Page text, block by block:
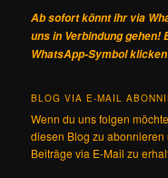
Ab sofort könnt ihr via
uns in Verbindung gehen!
WhatsApp-Symbol klicken
BLOG VIA E-MAIL
Wenn du uns folgen
diesen Blog zu
Beiträge via E-Mail zu